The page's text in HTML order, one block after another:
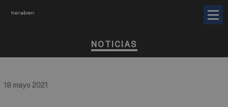
NOTICIAS
18 mayo 2021